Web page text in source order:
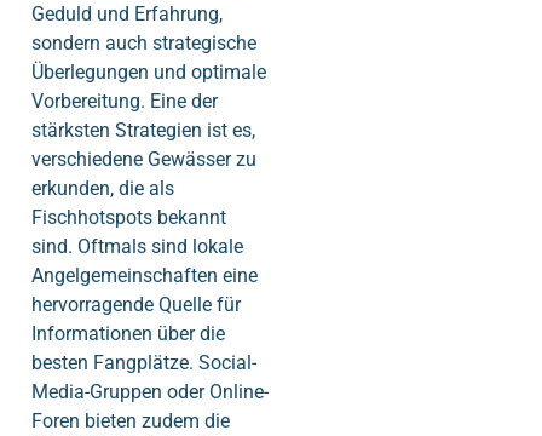
Geduld und Erfahrung,
sondern auch strategische
Überlegungen und optimale
Vorbereitung. Eine der
stärksten Strategien ist es,
verschiedene Gewässer zu
erkunden, die als
Fischhotspots bekannt
sind. Oftmals sind lokale
Angelgemeinschaften eine
hervorragende Quelle für
Informationen über die
besten Fangplätze. Social-
Media-Gruppen oder Online-
Foren bieten zudem die